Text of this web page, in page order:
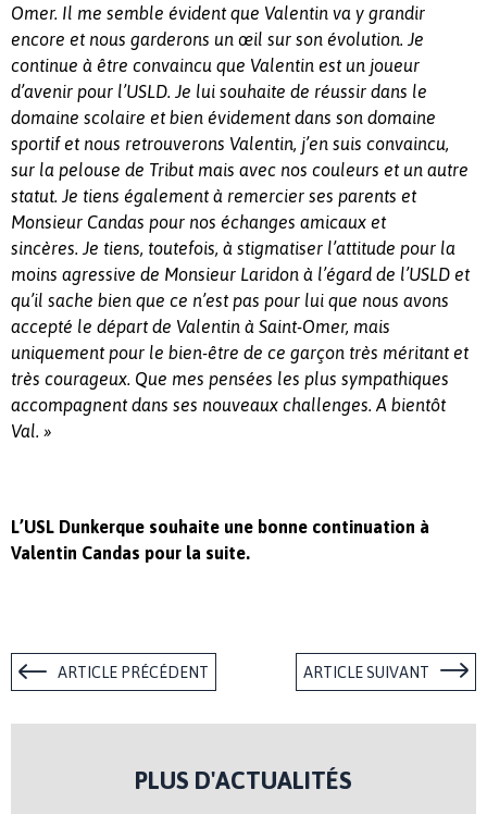
Omer. Il me semble évident que Valentin va y grandir
encore et nous garderons un œil sur son évolution. Je
continue à être convaincu que Valentin est un joueur
d’avenir pour l’USLD. Je lui souhaite de réussir dans le
domaine scolaire et bien évidement dans son domaine
sportif et nous retrouverons Valentin, j’en suis convaincu,
sur la pelouse de Tribut mais avec nos couleurs et un autre
statut. Je tiens également à remercier ses parents et
Monsieur Candas pour nos échanges amicaux et
sincères. Je tiens, toutefois, à stigmatiser l’attitude pour la
moins agressive de Monsieur Laridon à l’égard de l’USLD et
qu’il sache bien que ce n’est pas pour lui que nous avons
accepté le départ de Valentin à Saint-Omer, mais
uniquement pour le bien-être de ce garçon très méritant et
très courageux. Que mes pensées les plus sympathiques
accompagnent dans ses nouveaux challenges. A bientôt
Val. »
L’USL Dunkerque souhaite une bonne continuation à
Valentin Candas pour la suite.
ARTICLE PRÉCÉDENT ARTICLE SUIVANT
PLUS D'ACTUALITÉS